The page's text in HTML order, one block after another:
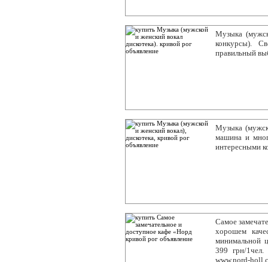
Музыка
конкурсы).
правильный
Музыка
машина и
интересными
Самое
хорошем
минимальной
399 грн/
www.nord-